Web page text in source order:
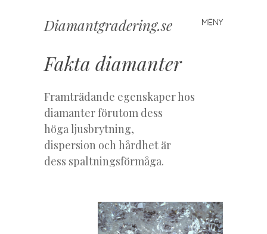
Diamantgradering.se MENY
Hoppa
innehåll
Fakta diamanter
Framträdande egenskaper hos
diamanter förutom dess
höga ljusbrytning,
dispersion och hårdhet är
dess spaltningsförmåga.